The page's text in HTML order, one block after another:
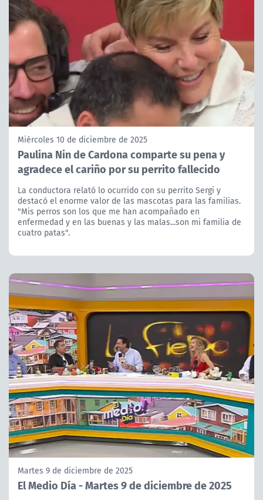
Miércoles 10 de diciembre de 2025
Paulina Nin de Cardona comparte su pena y
agradece el cariño por su perrito fallecido
La conductora relató lo ocurrido con su perrito Sergi y
destacó el enorme valor de las mascotas para las familias.
"Mis perros son los que me han acompañado en
enfermedad y en las buenas y las malas...son mi familia de
cuatro patas".
Martes 9 de diciembre de 2025
El Medio Día - Martes 9 de diciembre de 2025